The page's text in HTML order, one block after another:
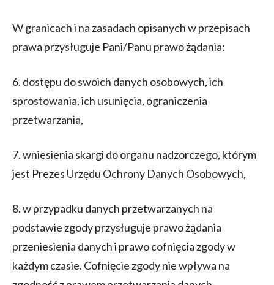
W granicach i na zasadach opisanych w przepisach
prawa przysługuje Pani/Panu prawo żądania:
6. dostępu do swoich danych osobowych, ich
sprostowania, ich usunięcia, ograniczenia
przetwarzania,
7. wniesienia skargi do organu nadzorczego, którym
jest Prezes Urzędu Ochrony Danych Osobowych,
8. w przypadku danych przetwarzanych na
podstawie zgody przysługuje prawo żądania
przeniesienia danych i prawo cofnięcia zgody w
każdym czasie. Cofnięcie zgody nie wpływa na